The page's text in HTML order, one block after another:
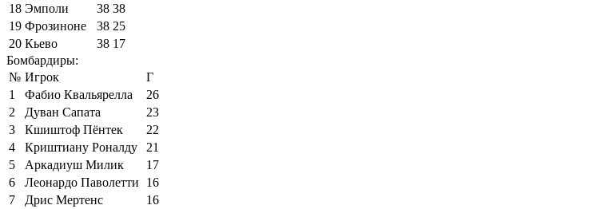
18 Эмполи 38 38
19 Фрозиноне 38 25
20 Кьево 38 17
Бомбардиры:
№ Игрок
Г
1
Фабио Квальярелла
26
2
Дуван Сапата
23
3
Кшиштоф Пёнтек
22
4
Криштиану Роналду
21
5
Аркадиуш Милик
17
6
Леонардо Паволетти
16
7
Дрис Мертенс
16